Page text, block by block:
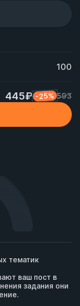
100
445₽ -25% 593
тематик
ваш пост в
задания они